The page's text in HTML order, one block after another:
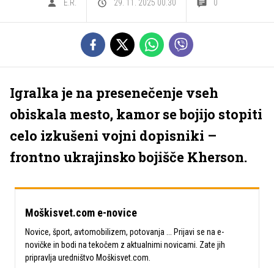
E.R. 29. 11. 2025 00.30 0
Igralka je na presenečenje vseh
obiskala mesto, kamor se bojijo stopiti
celo izkušeni vojni dopisniki –
frontno ukrajinsko bojišče Kherson.
Moškisvet.com e-novice
Novice, šport, avtomobilizem, potovanja ... Prijavi se na e-
novičke in bodi na tekočem z aktualnimi novicami. Zate jih
pripravlja uredništvo Moškisvet.com.